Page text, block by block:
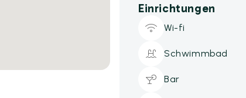
Einrichtungen
Wi-fi
Schwimmbad
Bar